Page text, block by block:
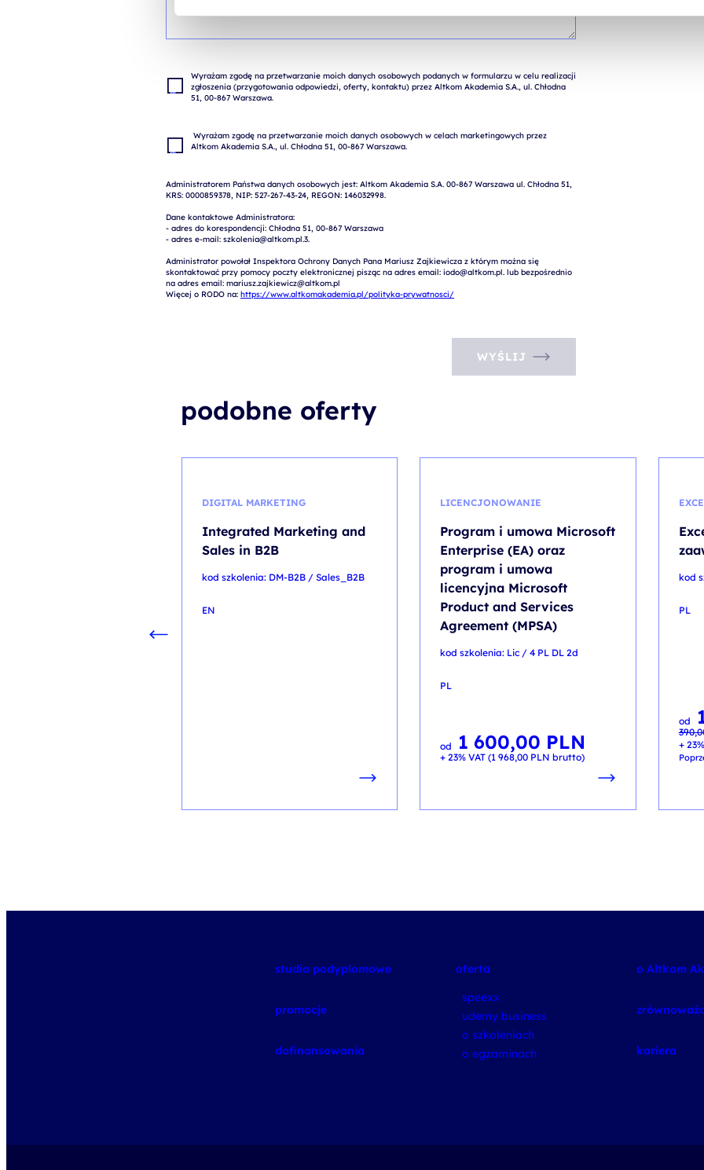
Wyrażam zgodę na przetwarzanie moich danych osobowych podanych w formularzu w celu realizacji
zgłoszenia (przygotowania odpowiedzi, oferty, kontaktu) przez Altkom Akademia S.A., ul. Chłodna
Administratorem Państwa danych osobowych jest: Altkom Akademia S.A. 00-867 Warszawa ul. Chłodna 51,
KRS: 0000859378, NIP: 527-267-43-24, REGON: 146032998.
Dane kontaktowe Administratora:
- adres do korespondencji: Chłodna 51, 00-867 Warszawa
- adres e-mail: szkolenia@altkom.pl.3.
Administrator powołał Inspektora Ochrony Danych Pana Mariusz Zajkiewicza z którym można się
skontaktować przy pomocy poczty elektronicznej pisząc na adres email: iodo@altkom.pl. lub bezpośrednio
na adres email: mariusz.zajkiewicz@altkom.pl
Więcej o RODO na: https://www.altkomakademia.pl/polityka-prywatnosci/
WYŚLIJ
podobne oferty
DIGITAL MARKETING
Integrated Marketing and
Sales in B2B
kod szkolenia: DM-B2B / Sales_B2B
EN
LICENCJONOWANIE
Program i umowa Microsoft
Enterprise (EA) oraz
program i umowa
licencyjna Microsoft
Product and Services
Agreement (MPSA)
kod szkolenia: Lic / 4 PL DL 2d
PL
od 1 600,00 PLN
+ 23% VAT (1 968,00 PLN brutto)
kod
PL
od
cena
cena
+
studia podyplomowe
promocje
dofinansowania
oferta
speexx
udemy business
o szkoleniach
o egzaminach
o Altkom
kariera